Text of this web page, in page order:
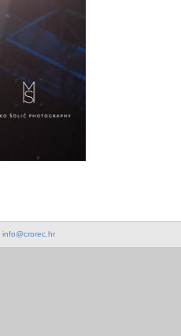
info@crorec.hr